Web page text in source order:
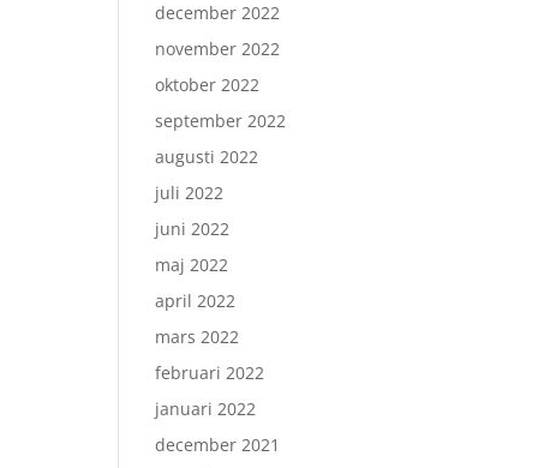
december 2022
november 2022
oktober 2022
september 2022
augusti 2022
juli 2022
juni 2022
maj 2022
april 2022
mars 2022
februari 2022
januari 2022
december 2021